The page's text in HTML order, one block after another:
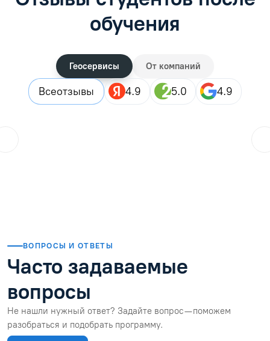
обучения
Геосервисы От компаний
Всеотзывы 4.9 5.0 4.9
ВОПРОСЫ И ОТВЕТЫ
Часто задаваемые
вопросы
Не нашли нужный ответ? Задайте вопрос — поможем
разобраться и подобрать программу.